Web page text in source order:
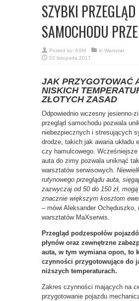
SZYBKI PRZEGLĄD
SAMOCHODU
Posted by: ASM in Warsztat
22 listopada 2017
JAK PRZYGOTOWAĆ
NISKICH
ZŁOTYCH ZASAD
Odpowiednio wczesny jesienno-
przegląd samochodu pozwala
niebezpiecznych i stresujących
drodze, takich jak awaria układu
czy hamulcowego. Wcześniejsze
auta do zimy pozwala uniknąć
warsztatów serwisowych.
rutynowego przeglądu auta,
zazwyczaj od 50 do 150 zł,
znacznie większym kosztom
– mówi Aleksander Ochęduszko,
warsztatów MaXserwis.
Przegląd podzespołów
płynów oraz zewnętrzne
auta, w tym wymiana opon, to
czynności przygotowujące do
niższych temperaturach.
Zakres czynności mających na
przygotowanie pojazdu